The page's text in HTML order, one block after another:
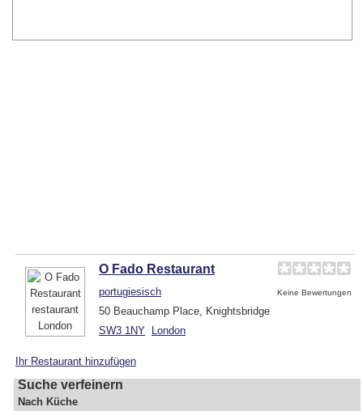
O Fado Restaurant
portugiesisch Keine Bewertungen
50 Beauchamp Place, Knightsbridge
SW3 1NY London
Ihr Restaurant hinzufügen
Suche verfeinern
Nach Küche